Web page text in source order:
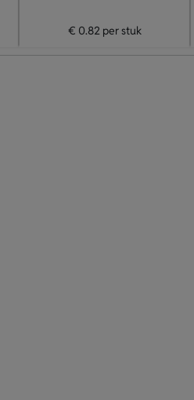
€ 0.82per stuk